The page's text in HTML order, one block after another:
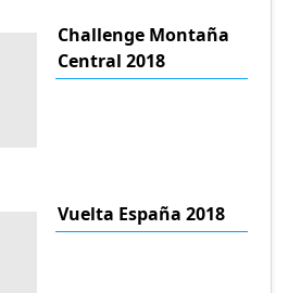
Challenge Montaña
Central 2018
Vuelta España 2018